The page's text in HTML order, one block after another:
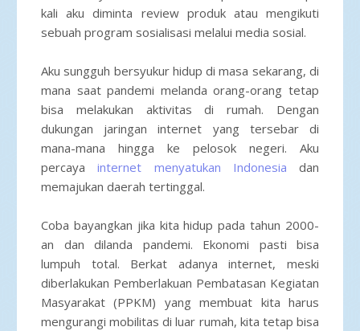
kali aku diminta review produk atau mengikuti
sebuah program sosialisasi melalui media sosial.
Aku sungguh bersyukur hidup di masa sekarang, di
mana saat pandemi melanda orang-orang tetap
bisa melakukan aktivitas di rumah. Dengan
dukungan jaringan internet yang tersebar di
mana-mana hingga ke pelosok negeri. Aku
percayainternet menyatukan Indonesia dan
memajukan daerah tertinggal.
Coba bayangkan jika kita hidup pada tahun 2000-
an dan dilanda pandemi. Ekonomi pasti bisa
lumpuh total. Berkat adanya internet, meski
diberlakukan Pemberlakuan Pembatasan Kegiatan
Masyarakat (PPKM) yang membuat kita harus
mengurangi mobilitas di luar rumah, kita tetap bisa